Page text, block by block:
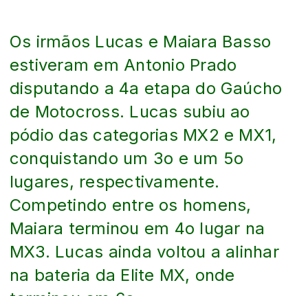
Os irmãos Lucas e Maiara Basso
estiveram em Antonio Prado
disputando a 4a etapa do Gaúcho
de Motocross. Lucas subiu ao
pódio das categorias MX2 e MX1,
conquistando um 3o e um 5o
lugares, respectivamente.
Competindo entre os homens,
Maiara terminou em 4o lugar na
MX3. Lucas ainda voltou a alinhar
na bateria da Elite MX, onde